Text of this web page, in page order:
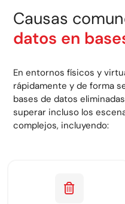
Causas
datos en
En entornos físicos y
rápidamente y de forma
bases de datos
superar incluso los
complejos, incluyendo: